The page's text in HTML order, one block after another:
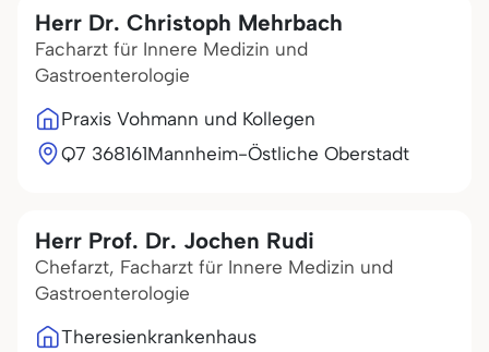
Herr Dr. Christoph Mehrbach
Facharzt für Innere Medizin und
Gastroenterologie
Praxis Vohmann und Kollegen
Q7 368161Mannheim-Östliche Oberstadt
Herr Prof. Dr. Jochen Rudi
Chefarzt, Facharzt für Innere Medizin und
Gastroenterologie
Theresienkrankenhaus